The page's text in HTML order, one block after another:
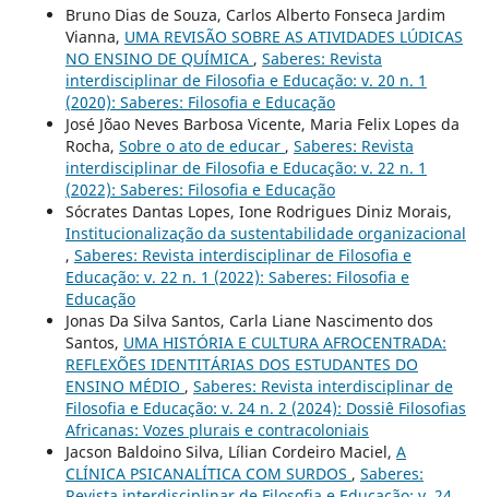
Bruno Dias de Souza, Carlos Alberto Fonseca Jardim
Vianna, UMA REVISÃO SOBRE AS ATIVIDADES LÚDICAS
NO ENSINO DE QUÍMICA , Saberes: Revista
interdisciplinar de Filosofia e Educação: v. 20 n. 1
(2020): Saberes: Filosofia e Educação
José Jõao Neves Barbosa Vicente, Maria Felix Lopes da
Rocha, Sobre o ato de educar , Saberes: Revista
interdisciplinar de Filosofia e Educação: v. 22 n. 1
(2022): Saberes: Filosofia e Educação
Sócrates Dantas Lopes, Ione Rodrigues Diniz Morais,
Institucionalização da sustentabilidade organizacional
, Saberes: Revista interdisciplinar de Filosofia e
Educação: v. 22 n. 1 (2022): Saberes: Filosofia e
Educação
Jonas Da Silva Santos, Carla Liane Nascimento dos
Santos, UMA HISTÓRIA E CULTURA AFROCENTRADA:
REFLEXÕES IDENTITÁRIAS DOS ESTUDANTES DO
ENSINO MÉDIO , Saberes: Revista interdisciplinar de
Filosofia e Educação: v. 24 n. 2 (2024): Dossiê Filosofias
Africanas: Vozes plurais e contracoloniais
Jacson Baldoino Silva, Lílian Cordeiro Maciel, A
CLÍNICA PSICANALÍTICA COM SURDOS , Saberes: